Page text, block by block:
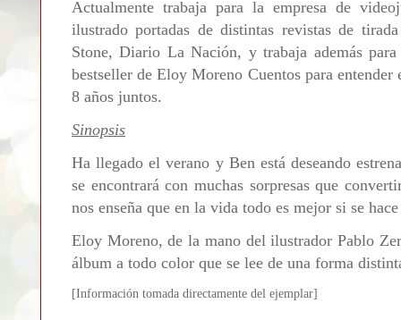
Actualmente trabaja para la empresa de
ilustrado portadas de distintas revistas de
Stone, Diario La Nación, y trabaja además
bestseller de Eloy Moreno Cuentos para
8 años juntos.
Sinopsis
Ha llegado el verano y Ben está deseando
se encontrará con muchas sorpresas que
nos enseña que en la vida todo es mejor si se
Eloy Moreno, de la mano del ilustrador Pablo
álbum a todo color que se lee de una forma
[Información tomada directamente del ejemplar]